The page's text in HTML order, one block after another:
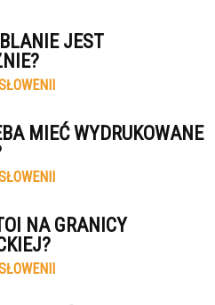
JEST
MIEĆ WYDRUKOWANE
NA GRANICY